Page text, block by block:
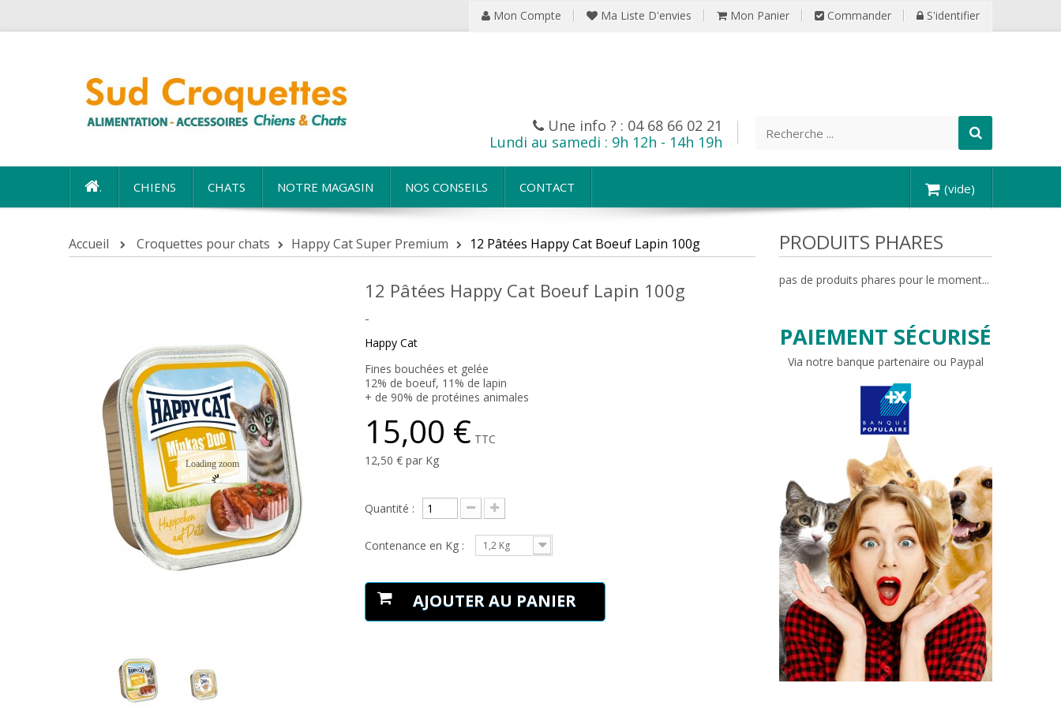
Mon Compte Ma Liste D'envies Mon Panier Commander S'identifier
Une info ? : 04 68 66 02 21
Lundi au samedi : 9h 12h - 14h 19h
(vide)
. CHIENS CHATS NOTRE MAGASIN NOS CONSEILS CONTACT
Accueil Croquettes pour chats Happy Cat Super Premium 12 Pâtées Happy Cat Boeuf Lapin 100g
Loading zoom
12 Pâtées Happy Cat Boeuf Lapin 100g
-
Happy Cat
Fines bouchées et gelée
12% de boeuf, 11% de lapin
+ de 90% de protéines animales
15,00 € TTC
12,50 € par Kg
Quantité :
Contenance en Kg : 1,2 Kg
AJOUTER AU PANIER
PRODUITS PHARES
pas de produits phares pour le moment...
PAIEMENT SÉCURISÉ
Via notre banque partenaire ou Paypal